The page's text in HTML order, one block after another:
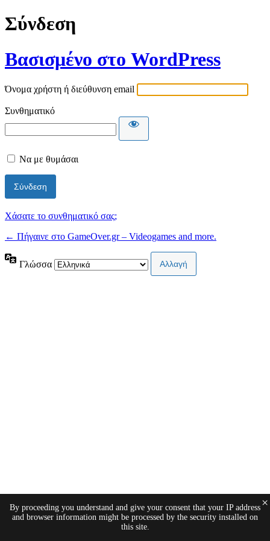
Σύνδεση
Βασισμένο στο WordPress
Όνομα χρήστη ή διεύθυνση email
Συνθηματικό
Να με θυμάσαι
Χάσατε το συνθηματικό σας;
← Πήγαινε στο GameOver.gr – Videogames and more.
Γλώσσα
By proceeding you understand and give your consent that your IP address
and browser information might be processed by the security installed on
this site.
×